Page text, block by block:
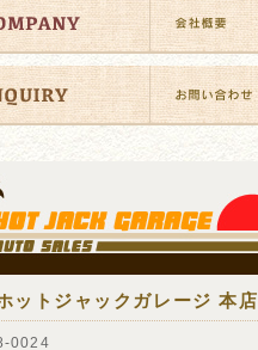
ットジャックガレージ 本店
0024